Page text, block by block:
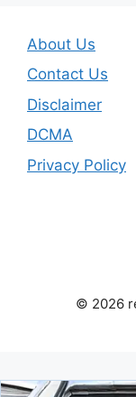
About Us
Contact Us
Disclaimer
DCMA
Privacy Policy
© 2026